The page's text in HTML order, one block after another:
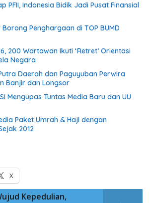
PFII, Indonesia Bidik Jadi Pusat Finansial
Penghargaan di TOP BUMD
200 Wartawan Ikuti ‘Retret’ Orientasi
Negara
Daerah dan Paguyuban Perwira
Banjir dan Longsor
Mengupas Tuntas Media Baru dan UU
Paket Umrah & Haji dengan
2012
X
Kepedulian,